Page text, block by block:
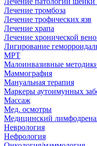
Лечение тромбоза
Лечение трофических язв
Лечение храпа
Лечение хронической
Лигирование
МРТ
Малоинвазивные
Маммография
Мануальная терапия
Маркеры аутоимунных
Массаж
Мед. осмотры
Медицинский
Неврология
Нефрология